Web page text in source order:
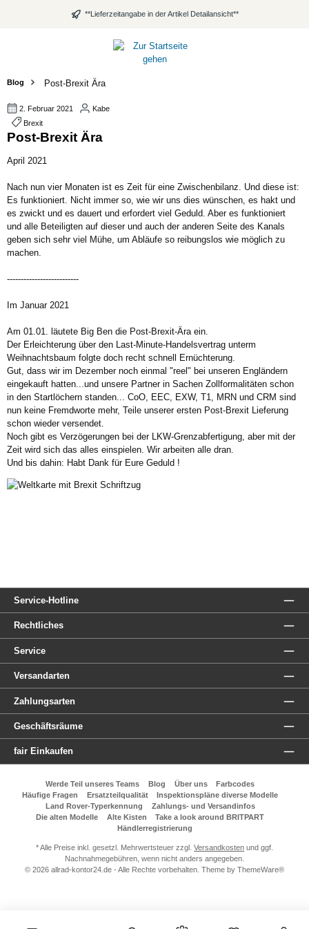
**Lieferzeitangabe in der Artikel Detailansicht**
Blog Post-Brexit Ära
2. Februar 2021
Kabe
Brexit
Post-Brexit Ära
April 2021
Nach nun vier Monaten ist es Zeit für eine Zwischenbilanz. Und diese ist:
Es funktioniert. Nicht immer so, wie wir uns dies wünschen, es hakt und
es zwickt und es dauert und erfordert viel Geduld. Aber es funktioniert
und alle Beteiligten auf dieser und auch der anderen Seite des Kanals
geben sich sehr viel Mühe, um Abläufe so reibungslos wie möglich zu
machen.
--------------------------
Im Januar 2021
Am 01.01. läutete Big Ben die Post-Brexit-Ära ein.
Der Erleichterung über den Last-Minute-Handelsvertrag unterm
Weihnachtsbaum folgte doch recht schnell Ernüchterung.
Gut, dass wir im Dezember noch einmal "reel" bei unseren Engländern
eingekauft hatten...und unsere Partner in Sachen Zollformalitäten schon
in den Startlöchern standen... CoO, EEC, EXW, T1, MRN und CRM sind
nun keine Fremdworte mehr, Teile unserer ersten Post-Brexit Lieferung
schon wieder versendet.
Noch gibt es Verzögerungen bei der LKW-Grenzabfertigung, aber mit der
Zeit wird sich das alles einspielen. Wir arbeiten alle dran.
Und bis dahin: Habt Dank für Eure Geduld !
Service-Hotline
Rechtliches
Service
Versandarten
Zahlungsarten
Geschäftsräume
fair Einkaufen
Werde Teil unseres Teams Blog Über uns
Farbcodes
Häufige Fragen
Ersatzteilqualität
Inspektionspläne diverse Modelle
Land Rover-Typerkennung
Zahlungs- und Versandinfos
Die alten Modelle
Alte Kisten
Take a look around BRITPART
Händlerregistrierung
* Alle Preise inkl. gesetzl. Mehrwertsteuer zzgl. Versandkosten und ggf.
Nachnahmegebühren, wenn nicht anders angegeben.
© 2026 allrad-kontor24.de - Alle Rechte vorbehalten. Theme by ThemeWare®